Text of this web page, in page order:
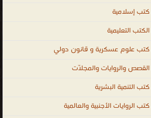
، اللغة البولندية ، اللغة البرتغالية ، اللغة الصربية
السلوفينية ، اللغة السواحيلية ، اللغة السويدية
، اللغة التترية ، اللغة الفيتنامية ، اللغة
، اللغة اليوروبة ، لغة الزولو ، اللغة الكورسية ،
الكريولية الهايتية ، اللغة الصينية ، اللغة
، كتب اللغات ، مكتبة اللغات بالفجالة ، كتاب تعلم
، تحميل كتب تعليم اللغة الالمانية للمبتدئين